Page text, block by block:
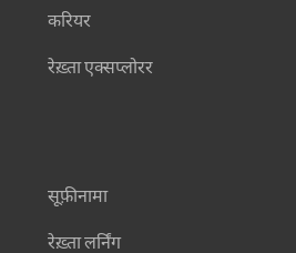
करियर
रेख़्ता एक्सप्लोरर
सूफ़ीनामा
रेख़्ता लर्निंग